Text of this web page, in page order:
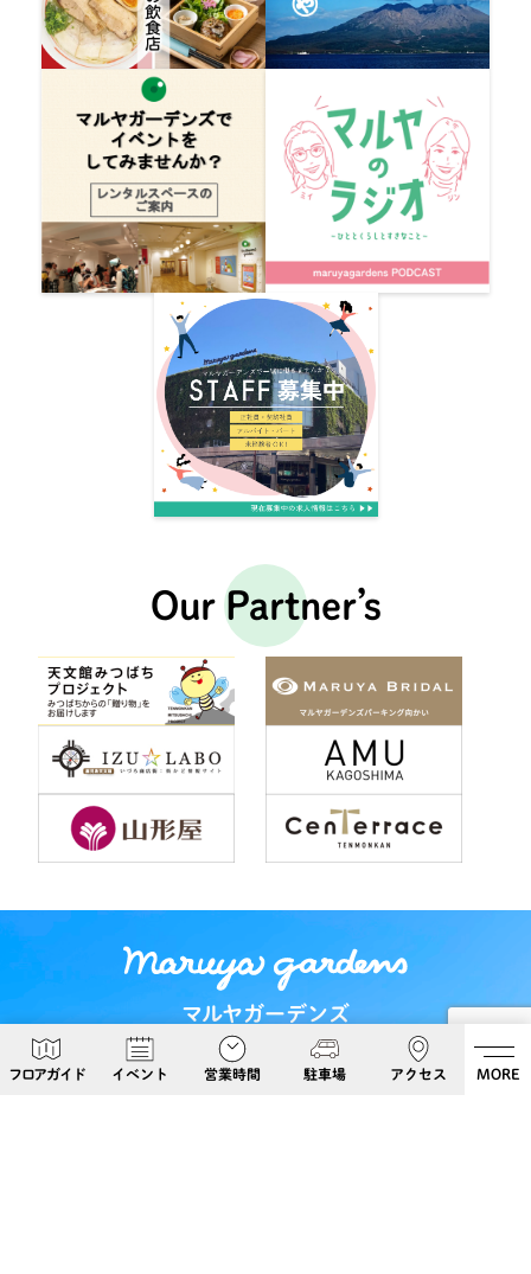
フロアガイド イベント 営業時間 駐車場 アクセス MORE
Our Partner’s
マルヤガーデンズ
〒892-0826 鹿児島県鹿児島市呉服町６−５